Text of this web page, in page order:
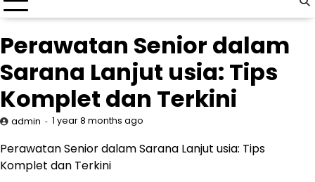
Perawatan Senior dalam
Sarana Lanjut usia: Tips
Komplet dan Terkini
admin 1 year 8 months ago
Perawatan Senior dalam Sarana Lanjut usia: Tips
Komplet dan Terkini